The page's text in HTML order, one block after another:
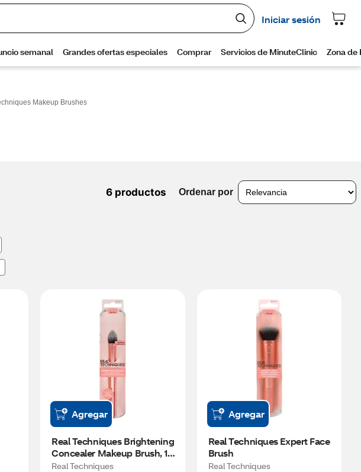
Makeup Brushes
6 productos Ordenar por
Agregar
Real Techniques Brightening
Concealer Makeup Brush, 1
Count
Real Techniques
Agregar
Real Techniques Expert Face
Brush
Real Techniques